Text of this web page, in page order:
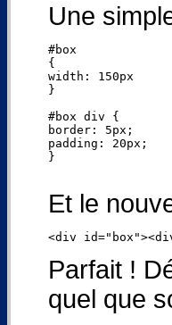
Une
#box
{
width: 150px
}
#box div {
border: 5px;
padding: 20px;
}
Et le
Parfait !
quel que